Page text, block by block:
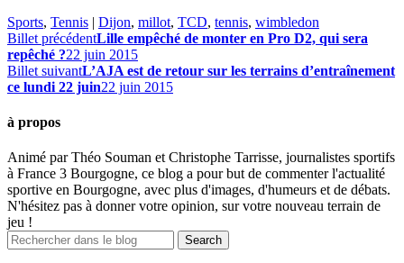
Sports, Tennis | Dijon, millot, TCD, tennis, wimbledon
Billet précédentLille empêché de monter en Pro D2, qui sera
repêché ?22 juin 2015
Billet suivantL’AJA est de retour sur les terrains d’entraînement
ce lundi 22 juin22 juin 2015
à propos
Animé par Théo Souman et Christophe Tarrisse, journalistes sportifs
à France 3 Bourgogne, ce blog a pour but de commenter l'actualité
sportive en Bourgogne, avec plus d'images, d'humeurs et de débats.
N'hésitez pas à donner votre opinion, sur votre nouveau terrain de
jeu !